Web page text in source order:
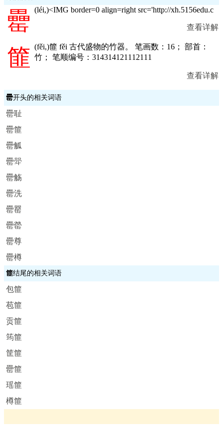
罍 (léi,)<IMG border=0 align=right src='http://xh.5156edu.c
查看详解
篚 (fěi,)篚 fěi 古代盛物的竹器。 笔画数：16； 部首：
竹； 笔顺编号：314314121112111
查看详解
罍开头的相关词语
罍耻
罍篚
罍觚
罍斝
罍觞
罍洗
罍罂
罍罃
罍尊
罍樽
篚结尾的相关词语
包篚
苞篚
贡篚
筠篚
筐篚
罍篚
瑶篚
樽篚